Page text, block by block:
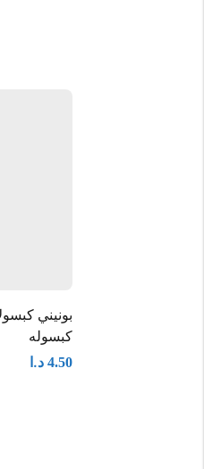
كبسوله
4.50 د.ا